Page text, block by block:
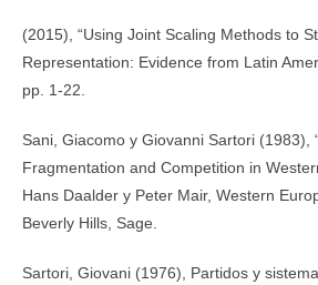
(2015), “Using Joint Scaling Methods to
Representation: Evidence from Latin
pp. 1-22.
Sani, Giacomo y Giovanni Sartori (1983),
Fragmentation and Competition in
Hans Daalder y Peter Mair, Western
Beverly Hills, Sage.
Sartori, Giovani (1976), Partidos y